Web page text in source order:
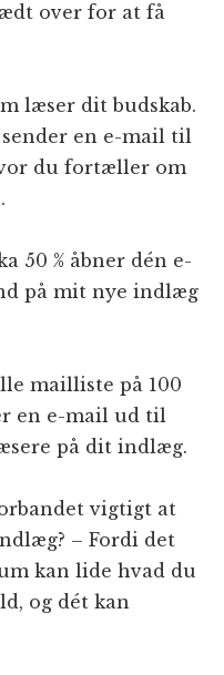
over for at få
læser dit budskab.
en e-mail til
du fortæller om
50 % åbner dén e-
på mit nye indlæg
mailliste på 100
en e-mail ud til
på dit indlæg.
vigtigt at
– Fordi det
kan lide hvad du
og dét kan